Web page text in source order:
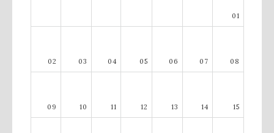
01
02 03 04 05 06 07 08
09 10 11 12 13 14 15